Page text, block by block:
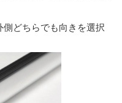
どちらでも向きを選択